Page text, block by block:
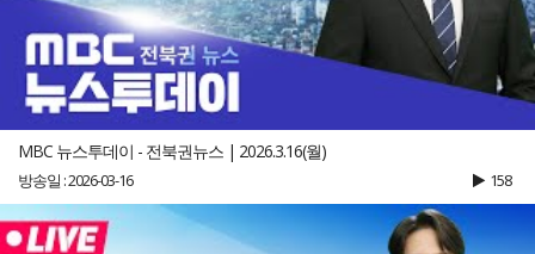
MBC 뉴스투데이 - 전북권뉴스 | 2026.3.16(월)
방송일 : 2026-03-16 158